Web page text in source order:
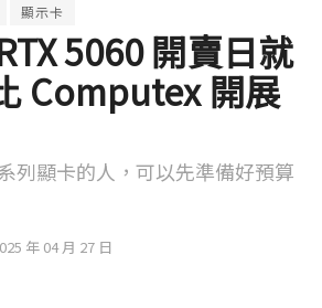
顯示卡
5060 開賣日就
Computex 開展
列顯卡的人，可以先準備好預算
年 04 月 27 日